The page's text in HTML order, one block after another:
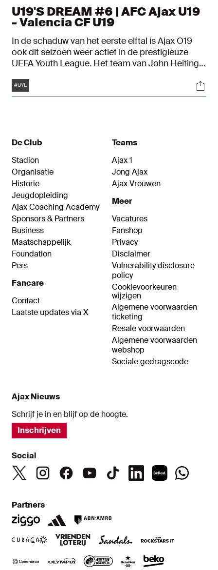
U19'S DREAM #6 | AFC Ajax U19
- Valencia CF U19
In de schaduw van het eerste elftal is Ajax O19
ook dit seizoen weer actief in de prestigieuze
UEFA Youth League. Het team van John Heitinga
League voor jeugdploegen te winnen.
Tags
#UYL
De Club
Stadion
Organisatie
Historie
Jeugdopleiding
Ajax Coaching Academy
Sponsors & Partners
Business
Maatschappelijk
Foundation
Pers
Fancare
Contact
Laatste updates via X
Teams
Ajax 1
Jong Ajax
Ajax Vrouwen
Meer
Vacatures
Fanshop
Privacy
Disclaimer
Vulnerability disclosure
policy
Cookievoorkeuren
wijzigen
Algemene voorwaarden
ticketing
Resale voorwaarden
Algemene voorwaarden
webshop
Sociale gedragscode
Ajax Nieuws
Schrijf je in en blijf op de hoogte.
Inschrijven
Social
Partners